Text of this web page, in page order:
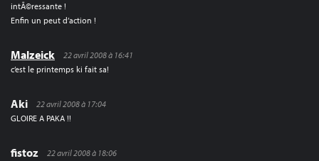
intÃ©ressante !
Enfin un peut d’action !
Malzeick
22 avril 2008 à 16:41
c’est le printemps ki fait sa!
Aki
22 avril 2008 à 17:04
GLOIRE A PAKA !!
fistoz
22 avril 2008 à 18:06